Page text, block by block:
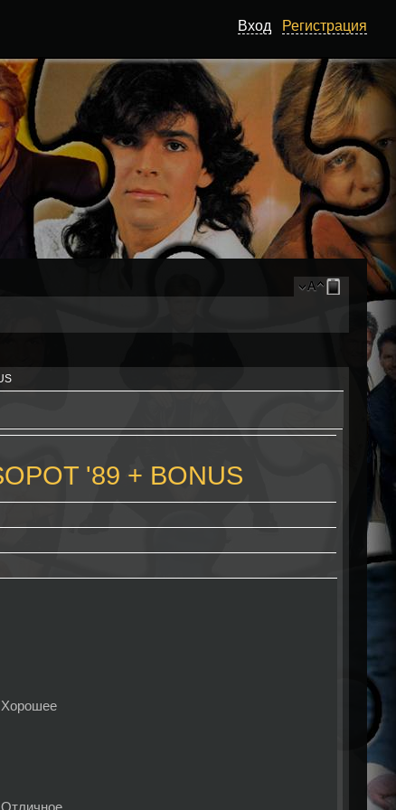
'89 + BONUS
Хорошее
Вход Регистрация